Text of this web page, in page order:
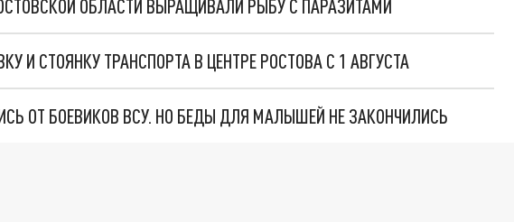
ОБЛАСТИ ВЫРАЩИВАЛИ РЫБУ С ПАРАЗИТАМИ
И СТОЯНКУ ТРАНСПОРТА В ЦЕНТРЕ РОСТОВА С 1 АВГУСТА
ОТ БОЕВИКОВ ВСУ. НО БЕДЫ ДЛЯ МАЛЫШЕЙ НЕ ЗАКОНЧИЛИСЬ